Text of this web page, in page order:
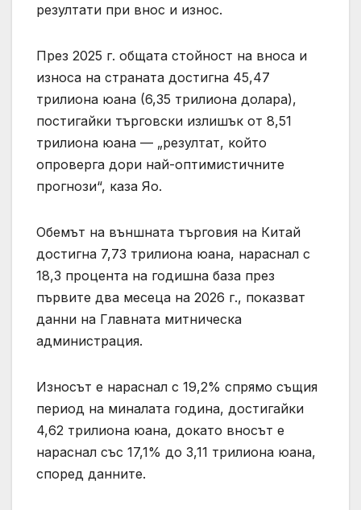
резултати при внос и износ.
През 2025 г. общата стойност на вноса и
износа на страната достигна 45,47
трилиона юана (6,35 трилиона долара),
постигайки търговски излишък от 8,51
трилиона юана — „резултат, който
опроверга дори най-оптимистичните
прогнози“, каза Яо.
Обемът на външната търговия на Китай
достигна 7,73 трилиона юана, нараснал с
18,3 процента на годишна база през
първите два месеца на 2026 г., показват
данни на Главната митническа
администрация.
Износът е нараснал с 19,2% спрямо същия
период на миналата година, достигайки
4,62 трилиона юана, докато вносът е
нараснал със 17,1% до 3,11 трилиона юана,
според данните.